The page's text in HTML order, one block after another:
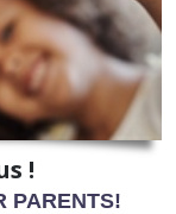
!
PARENTS!